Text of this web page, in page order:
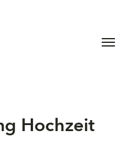
Menü
Hochzeit